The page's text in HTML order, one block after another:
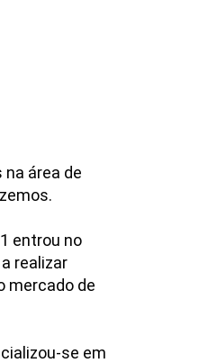
área de
entrou no
realizar
mercado de
se em